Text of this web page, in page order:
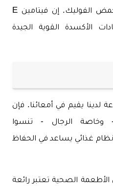
وفيتامين E وفيتامين B وحمض الفوليك. إن فيتامين E
الأكسدة القوية الجيدة
لدينا يقيم في أمعائنا. فإن
الرجال - تنسوا
غذائي يساعد في الحفاظ
الأطعمة الصحية تعتبر رائعة